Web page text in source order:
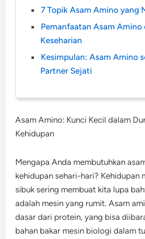
7 Topik Asam Amino yang
Pemanfaatan Asam Amino
Keseharian
Kesimpulan: Asam Amino
Partner Sejati
Asam Amino: Kunci Kecil dalam
Kehidupan
Mengapa Anda membutuhkan
kehidupan sehari-hari? Kehidupan
sibuk sering membuat kita lupa
adalah mesin yang rumit. Asam
dasar dari protein, yang bisa
bahan bakar mesin biologi dalam